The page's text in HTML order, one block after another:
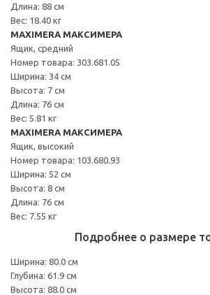
Длина: 88 см
Вес: 18.40 кг
MAXIMERA МАКСИМЕРА
Ящик, средний
Номер товара: 303.681.05
Ширина: 34 см
Высота: 7 см
Длина: 76 см
Вес: 5.81 кг
MAXIMERA МАКСИМЕРА
Ящик, высокий
Номер товара: 103.680.93
Ширина: 52 см
Высота: 8 см
Длина: 76 см
Вес: 7.55 кг
Подробнее о размере
Ширина: 80.0 см
Глубина: 61.9 см
Высота: 88.0 см